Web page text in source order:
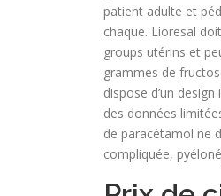
patient adulte et
chaque. Lioresal
groups utérins et
grammes de
dispose d’un
des données
de paracétamol ne
compliquée,